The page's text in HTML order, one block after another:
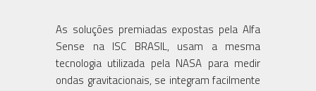
As soluções premiadas expostas pela Alfa
Sense na ISC BRASIL, usam a mesma
tecnologia utilizada pela NASA para medir
ondas gravitacionais, se integram facilmente